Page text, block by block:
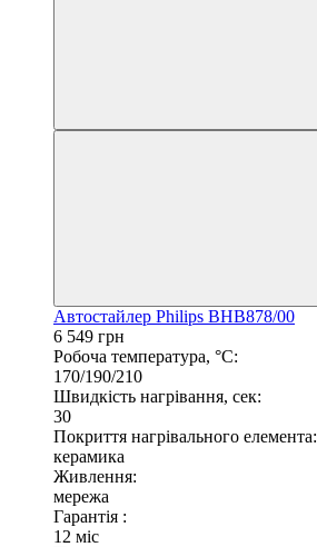
Автостайлер Philips BHB878/00
6 549 грн
Робоча температура, °C:
170/190/210
Швидкість нагрівання, сек:
30
Покриття нагрівального елемента:
керамика
Живлення:
мережа
Гарантія :
12 міс